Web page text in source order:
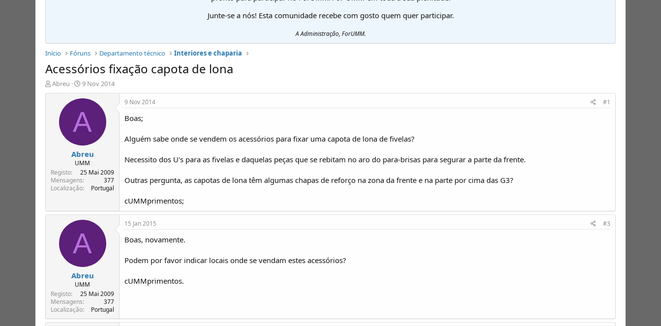
Junte-se a nós! Esta comunidade recebe com gosto quem quer participar.
A Administração, ForUMM.
Início Fóruns Departamento técnico Interiores e chaparia
Acessórios fixação capota de lona
I
n
e
T
ó
c
Abreu
D
a
t
d
e
n
í
c
i
o
9 Nov 2014
A
Abreu
UMM
Registo
25 Mai 2009
Mensagens
377
Localização
Portugal
9 Nov 2014 #1
Boas;
Alguém sabe onde se vendem os acessórios para fixar uma capota de lona de fivelas?
Necessito dos U's para as fivelas e daquelas peças que se rebitam no aro do para-brisas para segurar a parte da frente.
Outras pergunta, as capotas de lona têm algumas chapas de reforço na zona da frente e na parte por cima das G3?
cUMMprimentos;
A
Abreu
UMM
Registo
25 Mai 2009
Mensagens
377
Localização
Portugal
15 Jan 2015 #3
Boas, novamente.
Podem por favor indicar locais onde se vendam estes acessórios?
cUMMprimentos.